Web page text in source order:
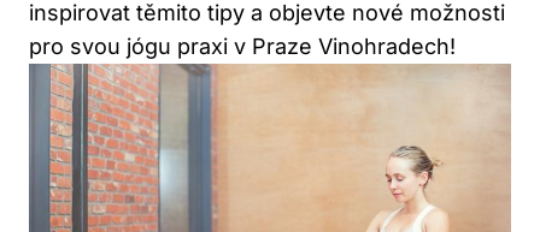
inspirovat těmito tipy a objevte nové možnosti
pro svou jógu praxi v Praze Vinohradech!